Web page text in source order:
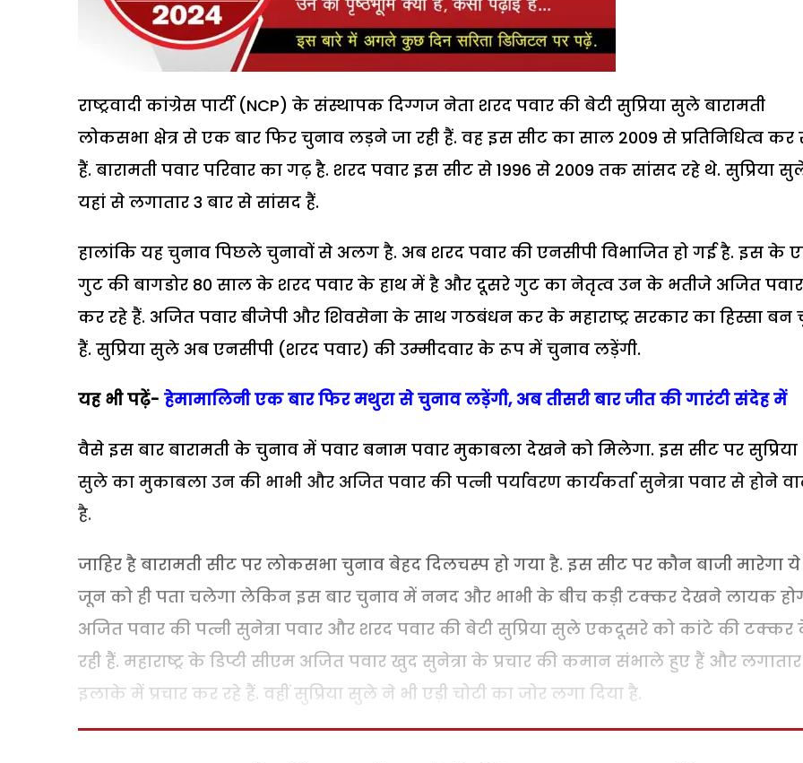
राष्ट्रवादी कांग्रेस पार्टी (NCP) के संस्थापक दिग्गज नेता शरद पवार की बेटी सुप्रिया सुले बारामती
लोकसभा क्षेत्र से एक बार फिर चुनाव लड़ने जा रही हैं. वह इस सीट का साल 2009 से प्रतिनिधित्व कर
हैं. बारामती पवार परिवार का गढ़ है. शरद पवार इस सीट से 1996 से 2009 तक सांसद रहे थे. सुप्रिया
यहां से लगातार 3 बार से सांसद हैं.
हालांकि यह चुनाव पिछले चुनावों से अलग है. अब शरद पवार की एनसीपी विभाजित हो गई है. इस के
गुट की बागडोर 80 साल के शरद पवार के हाथ में है और दूसरे गुट का नेतृत्व उन के भतीजे अजित पवार
कर रहे हैं. अजित पवार बीजेपी और शिवसेना के साथ गठबंधन कर के महाराष्ट्र सरकार का हिस्सा
हैं. सुप्रिया सुले अब एनसीपी (शरद पवार) की उम्मीदवार के रूप में चुनाव लड़ेंगी.
यह भी पढ़ें- हेमामालिनी एक बार फिर मथुरा से चुनाव लड़ेंगी, अब तीसरी बार जीत की गारंटी संदेह में
वैसे इस बार बारामती के चुनाव में पवार बनाम पवार मुकाबला देखने को मिलेगा. इस सीट पर सुप्रिया
सुले का मुकाबला उन की भाभी और अजित पवार की पत्नी पर्यावरण कार्यकर्ता सुनेत्रा पवार से होने
है.
जाहिर है बारामती सीट पर लोकसभा चुनाव बेहद दिलचस्प हो गया है. इस सीट पर कौन बाजी मारेगा
जून को ही पता चलेगा लेकिन इस बार चुनाव में ननद और भाभी के बीच कड़ी टक्कर देखने लायक
अजित पवार की पत्नी सुनेत्रा पवार और शरद पवार की बेटी सुप्रिया सुले एकदूसरे को कांटे की टक्कर
रही हैं. महाराष्ट्र के डिप्टी सीएम अजित पवार खुद सुनेत्रा के प्रचार की कमान संभाले हुए हैं और लगातार
इलाके में प्रचार कर रहे हैं. वहीं सुप्रिया सुले ने भी एड़ी चोटी का जोर लगा दिया है.